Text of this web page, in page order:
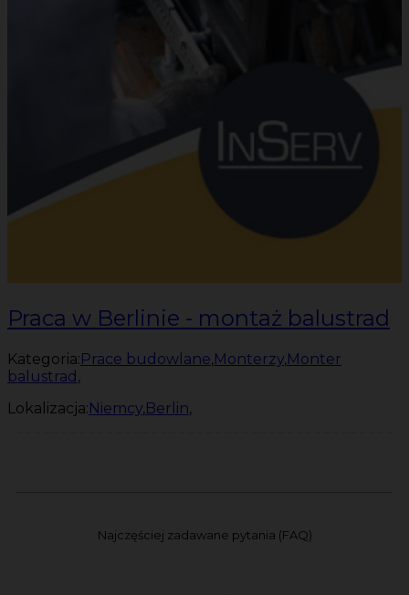
Praca w Berlinie - montaż balustrad
Kategoria:Prace budowlane,Monterzy,Monter
balustrad ,
Lokalizacja:Niemcy,Berlin,
Najczęściej zadawane pytania (FAQ)